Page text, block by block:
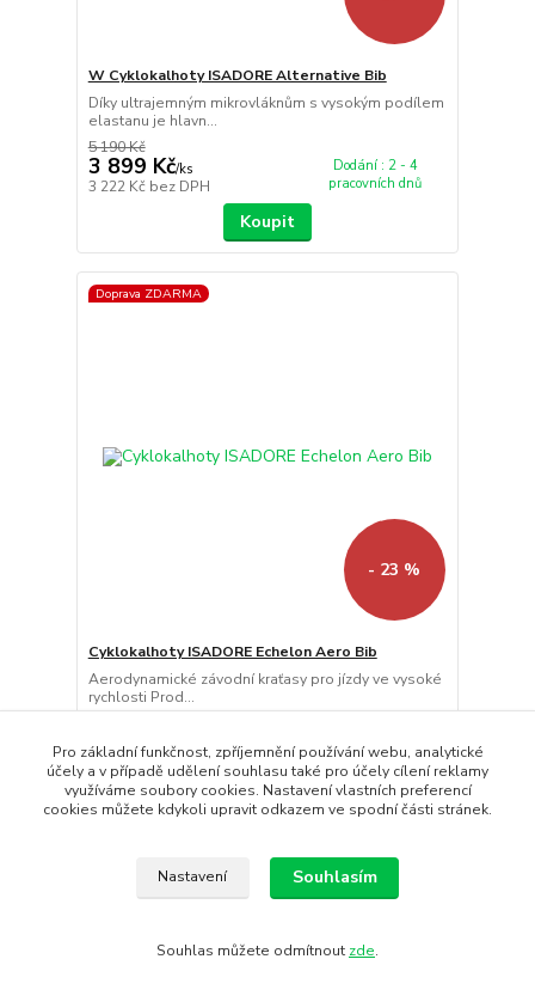
W Cyklokalhoty ISADORE Alternative Bib
Díky ultrajemným mikrovláknům s vysokým podílem
elastanu je hlavn...
5 190 Kč
3 899 Kč/ks
3 222 Kč bez DPH
Dodání : 2 - 4
pracovních dnů
Koupit
Doprava ZDARMA
- 23 %
Cyklokalhoty ISADORE Echelon Aero Bib
Aerodynamické závodní kraťasy pro jízdy ve vysoké
rychlosti Prod...
5 199 Kč/
4 297 Kčbez DPH
pracovních dnů
Koupit
Doprava ZDARMA
Pro základní funkčnost, zpříjemnění používání webu, analytické
účely a v případě udělení souhlasu také pro účely cílení reklamy
využíváme soubory cookies. Nastavení vlastních preferencí
cookies můžete kdykoli upravit odkazem ve spodní části stránek.
Nastavení Souhlasím
Souhlas můžete odmítnout zde.